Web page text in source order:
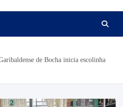
de Bocha inicia escolinha